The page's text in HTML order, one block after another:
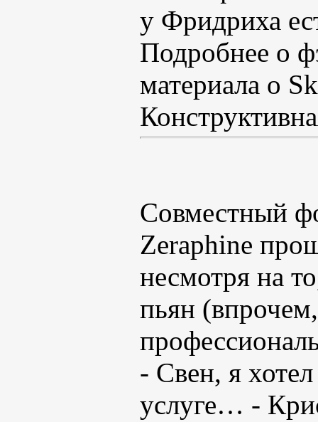
у Фридриха
Подробнее о
материала о
Совместный
Zeraphine
несмотря на
пьян
- Свен, я
услуге… -